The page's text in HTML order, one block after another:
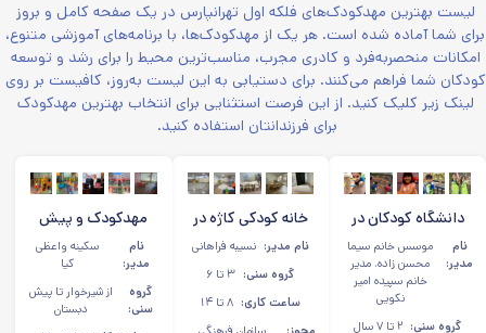
لیست بهترین مهدکودک‌های فلکه اول تهرانپارس در یک صفحه‌ کامل و بروز
برای شما آماده شده است. هر یک از مهدکودک‌ها، با برنامه‌های آموزشی متنوع،
امکانات منحصربه‌فرد و کادری مجرب، مناسب‌ترین محیط را برای رشد و توسعه
کودکان شما فراهم می‌کنند. برای دستیابی به این لیست به‌روز، کافیست بر روی
لینک زیر کلیک کنید. از این فرصت استثنایی برای انتخاب بهترین مهدکودک
برای فرزندانتان استفاده کنید.
دانشگاه کودکان در
تهرانپارس
نام
مدیر:
موسس خانم سیما
محسن زاده، مدیر
خانم سپیده امیر
نکویی
گروه سنی: ۲ تا ۷ سال
خانه کودکی کاژه در
تهرانپارس غربی
نام مدیر: نسیبه فراهانی
گروه سنی: ۳ تا ۶
ساعت کاری: ۸ تا ۱۴
مهدکودک و پیش
دبستانی آتنا در
تهرانپارس
نام
مدیر:
سکینه واعظی
کیا
گروه
سنی:
از شیرخوار تا پیش
دبستان